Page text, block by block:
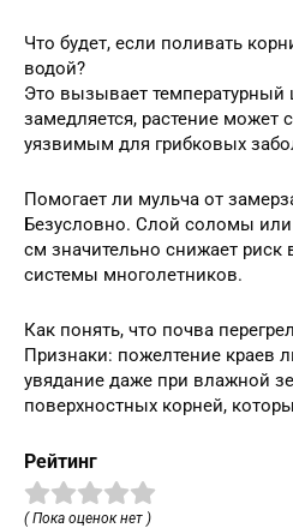
Что будет, если поливать
водой?
Это вызывает температурный
замедляется, растение может
уязвимым для грибковых
Помогает ли мульча от
Безусловно. Слой соломы
см значительно снижает
системы многолетников.
Как понять, что почва
Признаки: пожелтение краев
увядание даже при влажной
поверхностных корней,
Рейтинг
( Пока оценок нет )